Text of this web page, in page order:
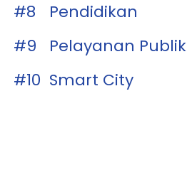
#8
Pendidikan
#9
Pelayanan Publik
#10 Smart City